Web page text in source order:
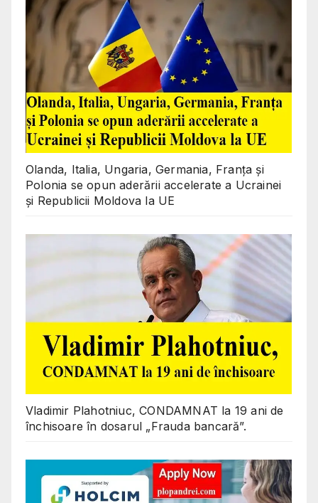
Olanda, Italia, Ungaria, Germania, Franța și
Polonia se opun aderării accelerate a Ucrainei
și Republicii Moldova la UE
Vladimir Plahotniuc, CONDAMNAT la 19 ani de
închisoare în dosarul „Frauda bancară”.